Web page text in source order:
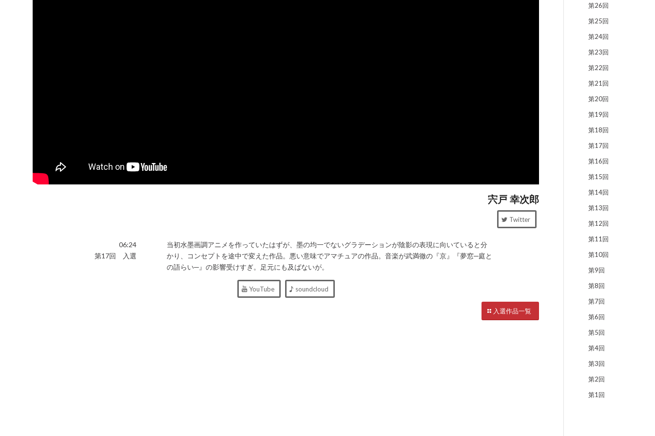
宍戸 幸次郎
06:24
第17回 入選
当初水墨画調アニメを作っていたはずが、墨の均一でないグラデーションが陰影の表現に向いていると分
かり、コンセプトを途中で変えた作品。悪い意味でアマチュアの作品。音楽が武満徹の『京』『夢窓─庭と
の語らい─』の影響受けすぎ。足元にも及ばないが。
Twitter
YouTube soundcloud
入選作品一覧
第26回
第25回
第24回
第23回
第22回
第21回
第20回
第19回
第18回
第17回
第16回
第15回
第14回
第13回
第12回
第11回
第10回
第9回
第8回
第7回
第6回
第5回
第4回
第3回
第2回
第1回